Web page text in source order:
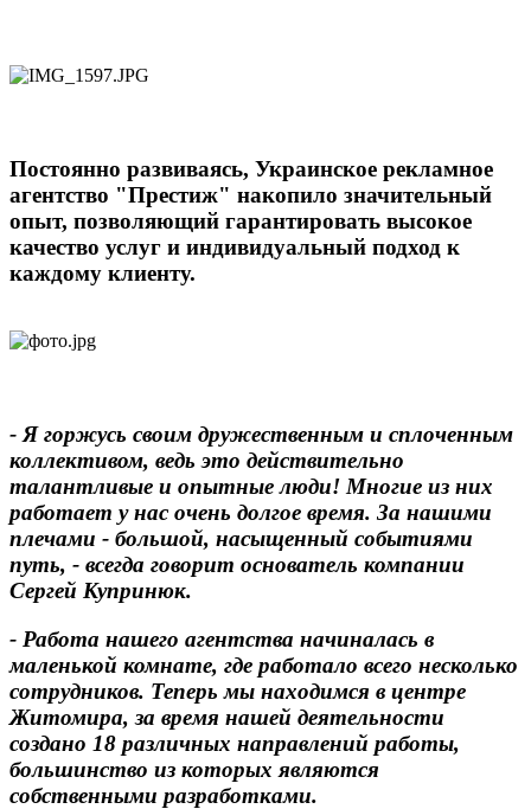
Постоянно развиваясь, Украинское рекламное
агентство "Престиж" накопило значительный
опыт, позволяющий гарантировать высокое
качество услуг и индивидуальный подход к
каждому клиенту.
- Я горжусь своим дружественным и сплоченным
коллективом, ведь это действительно
талантливые и опытные люди! Многие из них
работает у нас очень долгое время. За нашими
плечами - большой, насыщенный событиями
путь, - всегда говорит основатель компании
Сергей Купринюк.
- Работа нашего агентства начиналась в
маленькой комнате, где работало всего несколько
сотрудников. Теперь мы находимся в центре
Житомира, за время нашей деятельности
создано 18 различных направлений работы,
большинство из которых являются
собственными разработками.